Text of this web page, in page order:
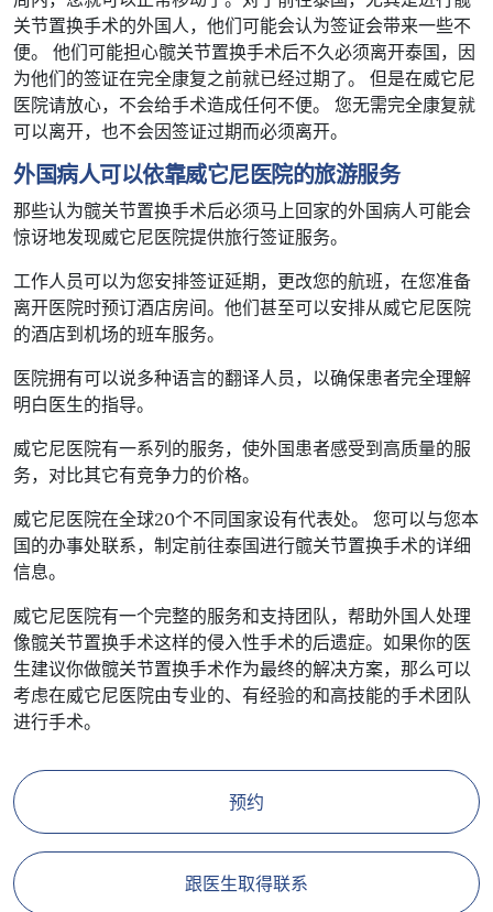
关节置换手术的外国人，他们可能会认为签证会带来一些不
便。 他们可能担心髋关节置换手术后不久必须离开泰国，因
为他们的签证在完全康复之前就已经过期了。 但是在威它尼
医院请放心，不会给手术造成任何不便。 您无需完全康复就
可以离开，也不会因签证过期而必须离开。
外国病人可以依靠威它尼医院的旅游服务
那些认为髋关节置换手术后必须马上回家的外国病人可能会
惊讶地发现威它尼医院提供旅行签证服务。
工作人员可以为您安排签证延期，更改您的航班，在您准备
离开医院时预订酒店房间。他们甚至可以安排从威它尼医院
的酒店到机场的班车服务。
医院拥有可以说多种语言的翻译人员，以确保患者完全理解
明白医生的指导。
威它尼医院有一系列的服务，使外国患者感受到高质量的服
务，对比其它有竞争力的价格。
威它尼医院在全球20个不同国家设有代表处。 您可以与您本
国的办事处联系，制定前往泰国进行髋关节置换手术的详细
信息。
威它尼医院有一个完整的服务和支持团队，帮助外国人处理
像髋关节置换手术这样的侵入性手术的后遗症。如果你的医
生建议你做髋关节置换手术作为最终的解决方案，那么可以
考虑在威它尼医院由专业的、有经验的和高技能的手术团队
进行手术。
预约
跟医生取得联系